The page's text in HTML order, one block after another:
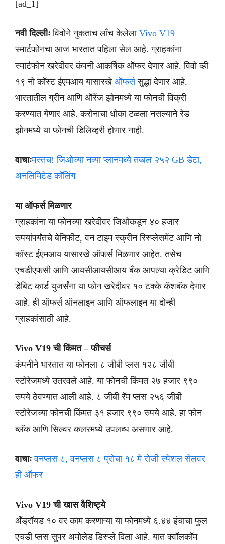
[ad_1]
नवी दिल्लीःविवोने नुकताच लाँच केलेला Vivo V19
स्मार्टफोनचा आज भारतात पहिला सेल आहे. ग्राहकांना
स्मार्टफोन खरेदीवर कंपनी आकर्षिक ऑफर देणार आहे. विवो व्ही
१९ नो कॉस्ट ईएमआय यासारखे ऑफर्ससुद्धा देणार आहे.
भारतातील ग्रीन आणि ऑरेंज झोनमध्ये या फोनची विक्री
करण्यात येणार आहे. करोनाचा धोका टळला नसल्याने रेड
झोनमध्ये या फोनची डिलिव्हरी होणार नाही.
वाचाःमस्तच! जिओच्या नव्या प्लानमध्ये तब्बल २५२ GB डेटा,
अनलिमिटेड कॉलिंग
या ऑफर्स मिळणार
ग्राहकांना या फोनच्या खरेदीवर जिओकडून ४० हजार
रुपयांपर्यंतचे बेनिफीट, वन टाइम स्क्रीन रिस्प्लेसमेंट आणि नो
कॉस्ट ईएमआय यासारखे ऑफर्स मिळणार आहेत. तसेच
एचडीएफसी आणि आयसीआयसीआय बँक आपल्या क्रेडिट आणि
डेबिट कार्ड युजर्संना या फोन खरेदीवर १० टक्के कॅशबॅक देणार
आहे. ही ऑफर्स ऑनलाइन आणि ऑफलाइन या दोन्ही
ग्राहकांसाठी आहे.
Vivo V19 ची किंमत – फीचर्स
कंपनीने भारतात या फोनला ८ जीबी प्लस १२८ जीबी
स्टोरेजमध्ये उतरवले आहे. या फोनची किंमत २७ हजार ९९०
रुपये ठेवण्यात आली आहे. ८ जीबी रॅम प्लस २५६ जीबी
स्टोरेजच्या फोनची किंमत ३१ हजार ९९० रुपये आहे. हा फोन
ब्लॅक आणि सिल्वर कलरमध्ये उपलब्ध असणार आहे.
वाचाःवनप्लस ८, वनप्लस ८ प्रोचा १८ मे रोजी स्पेशल सेलवर
ही ऑफर
Vivo V19 ची खास वैशिष्ट्ये
अँड्रॉयड १० वर काम करणाऱ्या या फोनमध्ये ६.४४ इंचाचा फुल
एचडी प्लस सुपर अमोलेड डिस्प्ले दिला आहे. यात क्वॉलकॉम